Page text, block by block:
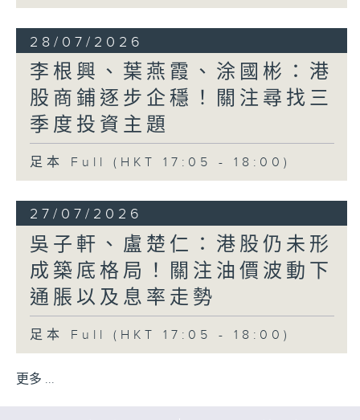
28/07/2026
李根興、葉燕霞、涂國彬：港
股商鋪逐步企穩！關注尋找三
季度投資主題
足本 Full (HKT 17:05 - 18:00)
27/07/2026
吳子軒、盧楚仁：港股仍未形
成築底格局！關注油價波動下
通脹以及息率走勢
足本 Full (HKT 17:05 - 18:00)
更多 ...